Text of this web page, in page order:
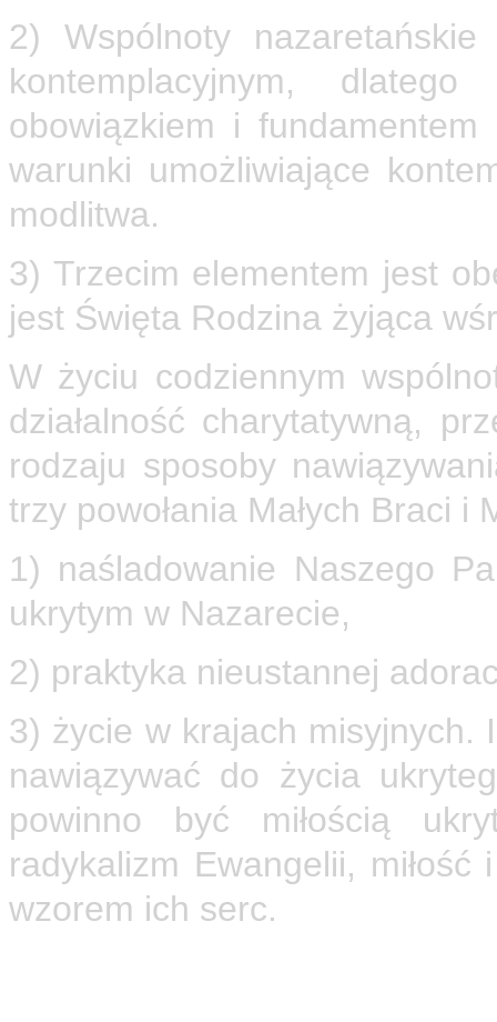
2) Wspólnoty
kontemplacyjnym,
obowiązkiem i
warunki umożliwiające
modlitwa.
3) Trzecim elementem jest
jest Święta Rodzina żyjąca
W życiu codziennym
działalność charytatywną,
rodzaju sposoby
trzy powołania Małych Braci i
1) naśladowanie Naszego
ukrytym w Nazarecie,
2) praktyka nieustannej
3) życie w krajach misyjnych.
nawiązywać do życia
powinno być miłością
radykalizm Ewangelii,
wzorem ich serc.